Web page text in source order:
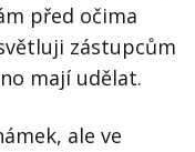
před očima
zástupcům
mají udělat.
ale ve